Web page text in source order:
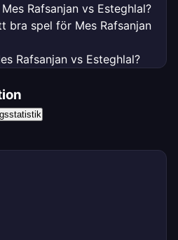
Rafsanjan vs Esteghlal?
bra spel för Mes Rafsanjan
Rafsanjan vs Esteghlal?